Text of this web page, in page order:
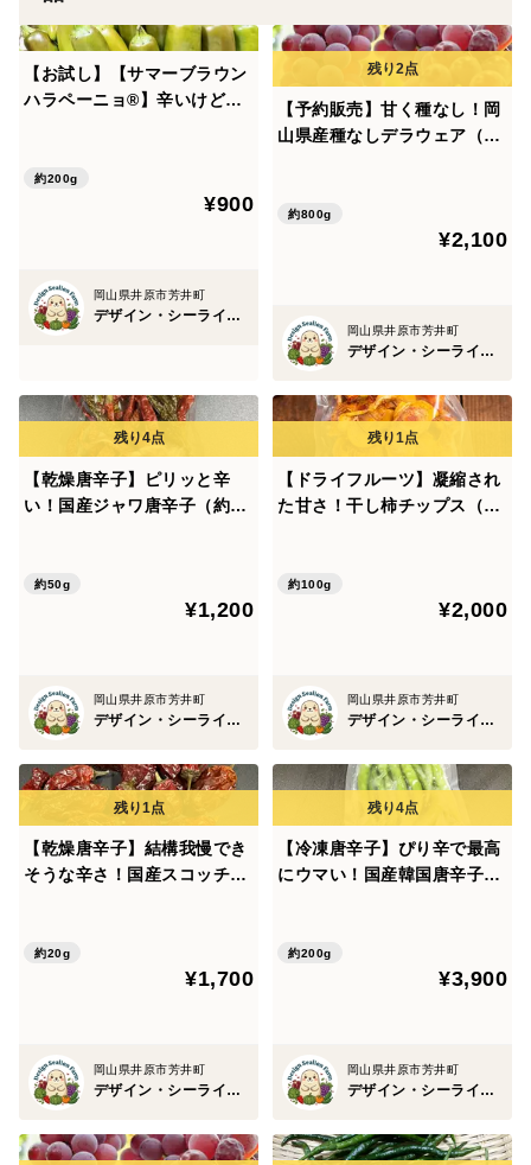
できそうです。
（生育に差があり、一度には収穫できませんので、数回
に分けて販売します
そのため、売り切れ⇒在庫復活を繰り返します）
サイズは小・中・大がありますので、
ミックスさせていただきます。小さい場合は数が増えま
す。
(もともと、球形は大型で卵形は中型です)
大は1個で500gを超えてしまうことと、
1kg用の60サイズの箱はとても小さいですので、大は箱
に入りません。
い求めください。
ておりません。
種類が4～６種類ほどありますが、
生育に応じて、ランダムに入ります。
で、
無事、農薬・化学肥料不使用で育ちました。
丸ごと茹でる、素揚げ、焼き、フリッターなどがあり、
調理が少し大変でした。生や煮込み料理でもお試しくだ
【お試し】【サマーブラウン
ハラペーニョ®】辛いけどウ
g）農薬・化学肥料不使用
約200g
¥900
岡山県井原市芳井町
デザイン・シーライオン・ファーム
【予約販売】甘く種なし！岡
山県産種なしデラウェア（約
約800g
¥2,100
岡山県井原市芳井町
デザイン・シーライオン・ファーム
【乾燥唐辛子】ピリッと辛
い！国産ジャワ唐辛子（約50
約50g
¥1,200
岡山県井原市芳井町
デザイン・シーライオン・ファーム
【ドライフルーツ】凝縮され
た甘さ！干し柿チップス（約
約100g
¥2,000
岡山県井原市芳井町
デザイン・シーライオン・ファーム
【乾燥唐辛子】結構我慢でき
そうな辛さ！国産スコッチボ
約20g
¥1,700
岡山県井原市芳井町
デザイン・シーライオン・ファーム
【冷凍唐辛子】ぴり辛で最高
にウマい！国産韓国唐辛子
約200g
¥3,900
岡山県井原市芳井町
デザイン・シーライオン・ファーム